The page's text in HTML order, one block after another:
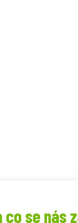
co se nás